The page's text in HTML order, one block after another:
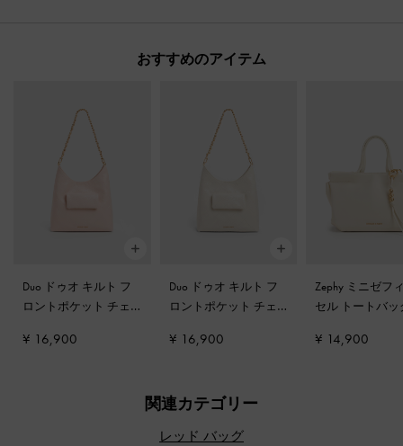
おすすめのアイテム
Duo ドゥオ キルト フ
ロントポケット チェ
ソフトピンク
¥ 16,900
Duo ドゥオ キルト フ
ロントポケット チェ
クリーム
¥ 16,900
Zephy ミニゼフ
セル トートバ
¥ 14,900
関連カテゴリー
レッド バッグ